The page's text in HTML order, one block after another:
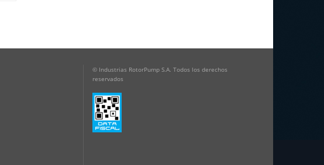
© Industrias RotorPump S.A. Todos los derechos
reservados